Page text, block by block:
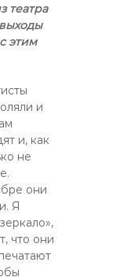
театра
этим
и
и, как
не
они
Я
что они